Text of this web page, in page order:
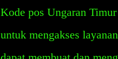
Kode pos Ungaran
untuk mengakses